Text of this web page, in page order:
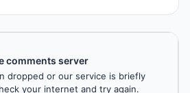
comments server
dropped or our service is briefly
your internet and try again.